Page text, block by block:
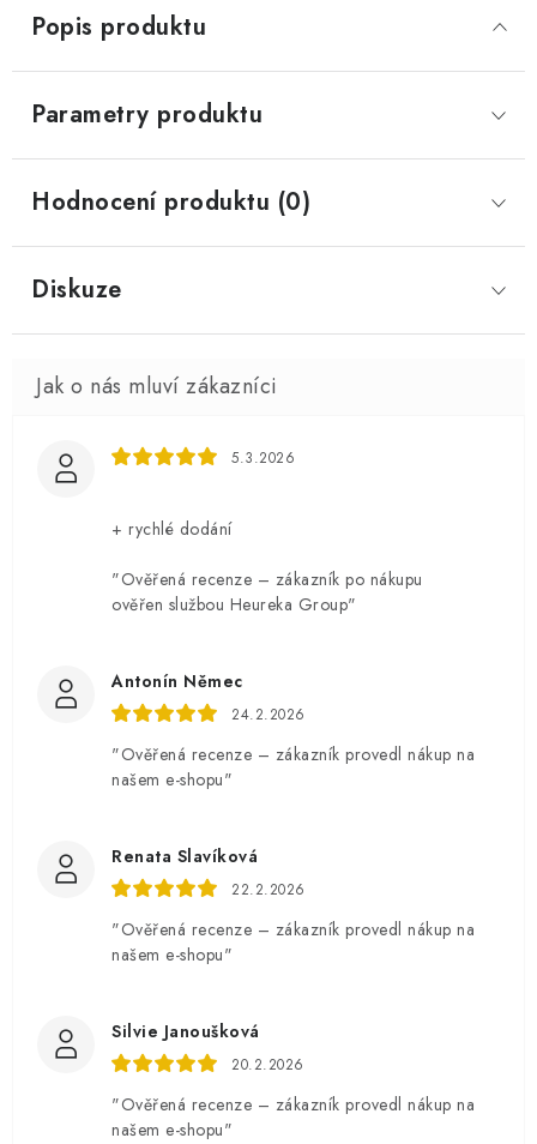
Popis produktu
Parametry produktu
Hodnocení produktu (0)
Diskuze
5.3.2026
+ rychlé dodání
"Ověřená recenze – zákazník po nákupu
ověřen službou Heureka Group"
Antonín Němec
24.2.2026
"Ověřená recenze – zákazník provedl nákup na
našem e-shopu"
Renata Slavíková
22.2.2026
"Ověřená recenze – zákazník provedl nákup na
našem e-shopu"
Silvie Janoušková
20.2.2026
"Ověřená recenze – zákazník provedl nákup na
našem e-shopu"